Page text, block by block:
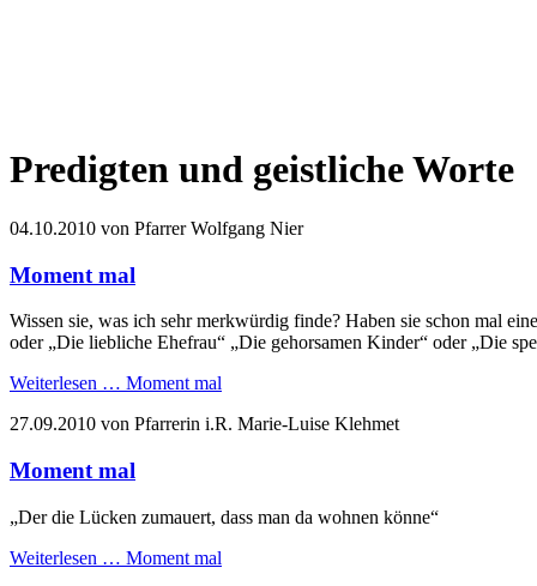
Predigten und geistliche Worte
04.10.2010 von Pfarrer Wolfgang Nier
Moment mal
Wissen sie, was ich sehr merkwürdig finde? Haben sie schon mal
oder „Die liebliche Ehefrau“ „Die gehorsamen Kinder“ oder „Die
Weiterlesen … Moment mal
27.09.2010 von Pfarrerin i.R. Marie-Luise Klehmet
Moment mal
„Der die Lücken zumauert, dass man da wohnen könne“
Weiterlesen … Moment mal